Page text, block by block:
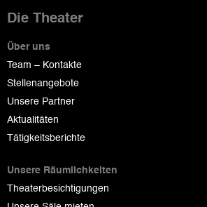
Die Theater
Über uns
Team – Kontakte
Stellenangebote
Unsere Partner
Aktualitäten
Tätigkeitsberichte
Unsere Räumlichkeiten
Theaterbesichtigungen